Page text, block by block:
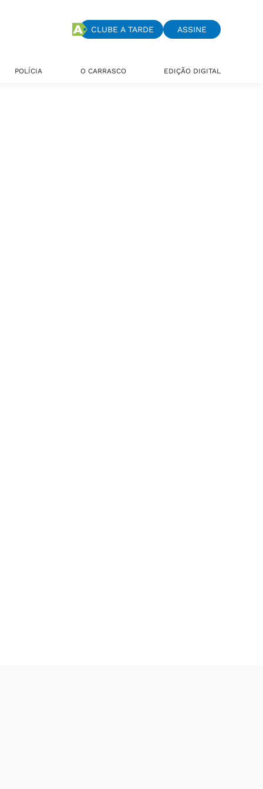
CLUBE A TARDE ASSINE
POLÍCIA O CARRASCO EDIÇÃO DIGITAL